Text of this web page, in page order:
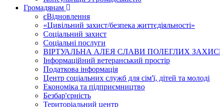
Громадянам
єВідновлення
«Цивільний захист/безпека життєдіяльності»
Соціальний захист
Соціальні послуги
ВІРТУАЛЬНА АЛЕЯ СЛАВИ ПОЛЕГЛИХ
Інформаційний ветеранський простір
Податкова інформація
Центр соціальних служб для сім'ї, дітей та молоді
Економіка та підприємництво
Безбар'єрність
Територіальний центр